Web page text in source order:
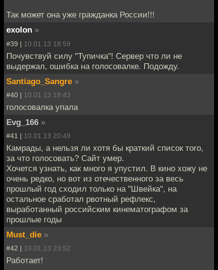
Так может она уже гражданка России!!!
exolon »
#39 | 10.01.13 18:59
Почувствуй силу "Тупичка"! Сервер что ли не
выдержал, ошибка на голосовалке. Подожду.
Santiago_Sangre »
#40 | 10.01.13 19:43
голосовалка упала
Evg_166 »
#41 | 10.01.13 20:49
Камрады, а нельзя ли хотя бы краткий список того,
за что голосовать? Сайт умер.
Хочется узнать, как много я упустил. В кино хожу не
очень редко, но вот из отечественного за весь
прошлый год сходил только на "Швейка", на
остальное сработал рвотный рефлекс,
выработанный российским кинематографом за
прошлые годы
Must_die »
#42 | 10.01.13 23:52
Работает!